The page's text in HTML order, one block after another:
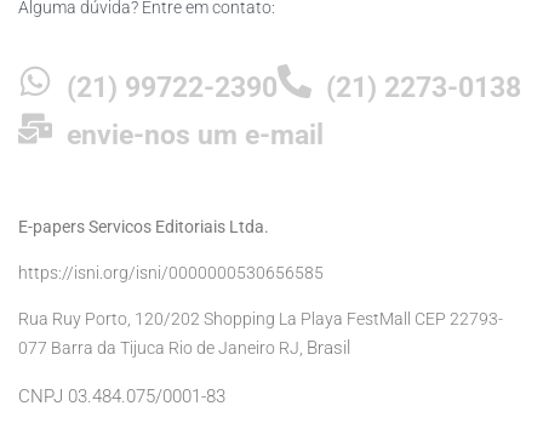
Alguma dúvida? Entre em contato:
(21) 99722-2390
(21) 2273-0138
envie-nos um e-mail
E-papers Servicos Editoriais Ltda.
https://isni.org/isni/0000000530656585
Rua Ruy Porto, 120/202 Shopping La Playa FestMall CEP 22793-
077 Barra da Tijuca Rio de Janeiro RJ, Brasil
CNPJ 03.484.075/0001-83